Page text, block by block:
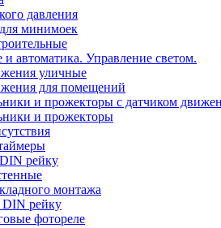
давления
минимоек
автоматика. Управление светом.
уличные
для помещений
и прожекторы с датчиком
и прожекторы
рейку
монтажа
DIN рейку
фотореле